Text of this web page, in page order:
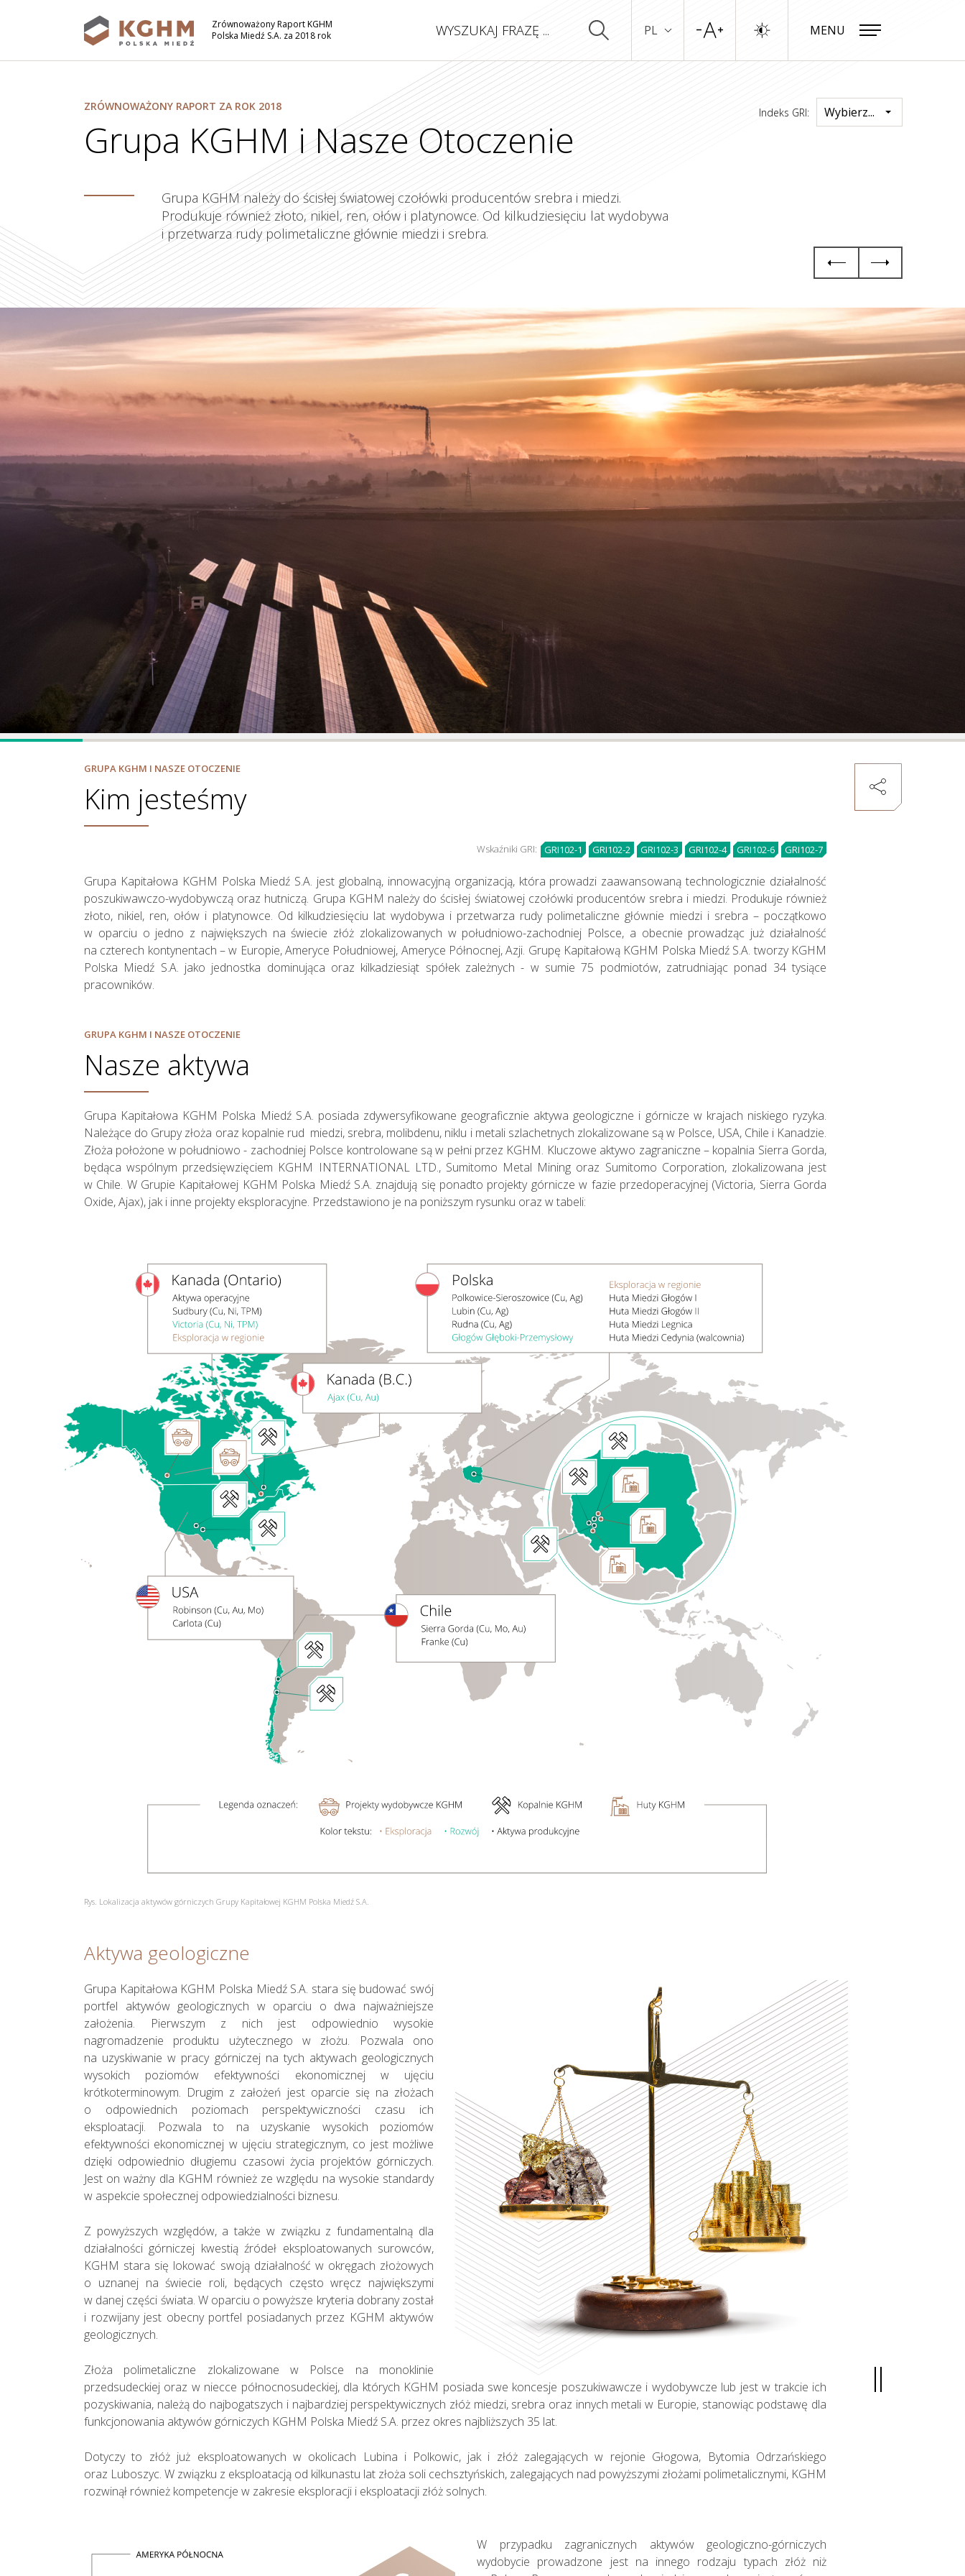
Rozdziały ZAMKNIJ
Grupa KGHM i
Nasze Otoczenie
Jak tworzymy
wartość
Zasady
zarządzania
Nasza Strategia
Zarządzanie
Ryzykiem
kapitałem
Działania w
sferze
zagadnień
społecznych
Działania w
sferze
środowiska
naturalnego
Nasza
działalność i jej
wyniki w 2018
roku
Perspektywy
Sprawozdania
Finansowe
Jednostkowe
Sprawozdania
Finansowe
Skonsolidowane
Zrównoważony Raport KGHM
Polska Miedź S.A. za 2018 rok
PL MENU
Indeks GRI: Wybierz...
ZRÓWNOWAŻONY RAPORT ZA ROK 2018
Grupa KGHM i Nasze Otoczenie
Grupa KGHM należy do ścisłej światowej czołówki producentów srebra i miedzi.
Produkuje również złoto, nikiel, ren, ołów i platynowce. Od kilkudziesięciu lat wydobywa
i przetwarza rudy polimetaliczne głównie miedzi i srebra.
GRUPA KGHM I NASZE OTOCZENIE
Kim jesteśmy
Wskaźniki GRI: GRI102-1 GRI102-2 GRI102-3 GRI102-4 GRI102-6 GRI102-7
Grupa Kapitałowa KGHM Polska Miedź S.A. jest globalną, innowacyjną organizacją, która prowadzi zaawansowaną technologicznie działalność
poszukiwawczo-wydobywczą oraz hutniczą. Grupa KGHM należy do ścisłej światowej czołówki producentów srebra i miedzi. Produkuje również
złoto, nikiel, ren, ołów i platynowce. Od kilkudziesięciu lat wydobywa i przetwarza rudy polimetaliczne głównie miedzi i srebra – początkowo
w oparciu o jedno z największych na świecie złóż zlokalizowanych w południowo-zachodniej Polsce, a obecnie prowadząc już działalność
na czterech kontynentach – w Europie, Ameryce Południowej, Ameryce Północnej, Azji. Grupę Kapitałową KGHM Polska Miedź S.A. tworzy KGHM
Polska Miedź S.A. jako jednostka dominująca oraz kilkadziesiąt spółek zależnych - w sumie 75 podmiotów, zatrudniając ponad 34 tysiące
pracowników.
GRUPA KGHM I NASZE OTOCZENIE
Nasze aktywa
Grupa Kapitałowa KGHM Polska Miedź S.A. posiada zdywersyfikowane geograficznie aktywa geologiczne i górnicze w krajach niskiego ryzyka.
Należące do Grupy złoża oraz kopalnie rud miedzi, srebra, molibdenu, niklu i metali szlachetnych zlokalizowane są w Polsce, USA, Chile i Kanadzie.
Złoża położone w południowo - zachodniej Polsce kontrolowane są w pełni przez KGHM. Kluczowe aktywo zagraniczne – kopalnia Sierra Gorda,
będąca wspólnym przedsięwzięciem KGHM INTERNATIONAL LTD., Sumitomo Metal Mining oraz Sumitomo Corporation, zlokalizowana jest
w Chile. W Grupie Kapitałowej KGHM Polska Miedź S.A. znajdują się ponadto projekty górnicze w fazie przedoperacyjnej (Victoria, Sierra Gorda
Oxide, Ajax), jak i inne projekty eksploracyjne. Przedstawiono je na poniższym rysunku oraz w tabeli:
Rys. Lokalizacja aktywów górniczych Grupy Kapitałowej KGHM Polska Miedź S.A.
Aktywa geologiczne
Grupa Kapitałowa KGHM Polska Miedź S.A. stara się budować swój
portfel aktywów geologicznych w oparciu o dwa najważniejsze
założenia. Pierwszym z nich jest odpowiednio wysokie
nagromadzenie produktu użytecznego w złożu. Pozwala ono
na uzyskiwanie w pracy górniczej na tych aktywach geologicznych
wysokich poziomów efektywności ekonomicznej w ujęciu
krótkoterminowym. Drugim z założeń jest oparcie się na złożach
o odpowiednich poziomach perspektywiczności czasu ich
eksploatacji. Pozwala to na uzyskanie wysokich poziomów
efektywności ekonomicznej w ujęciu strategicznym, co jest możliwe
dzięki odpowiednio długiemu czasowi życia projektów górniczych.
Jest on ważny dla KGHM również ze względu na wysokie standardy
w aspekcie społecznej odpowiedzialności biznesu.
Z powyższych względów, a także w związku z fundamentalną dla
działalności górniczej kwestią źródeł eksploatowanych surowców,
KGHM stara się lokować swoją działalność w okręgach złożowych
o uznanej na świecie roli, będących często wręcz największymi
w danej części świata. W oparciu o powyższe kryteria dobrany został
i rozwijany jest obecny portfel posiadanych przez KGHM aktywów
geologicznych.
Złoża polimetaliczne zlokalizowane w Polsce na monoklinie
przedsudeckiej oraz w niecce północnosudeckiej, dla których KGHM posiada swe koncesje poszukiwawcze i wydobywcze lub jest w trakcie ich
pozyskiwania, należą do najbogatszych i najbardziej perspektywicznych złóż miedzi, srebra oraz innych metali w Europie, stanowiąc podstawę dla
funkcjonowania aktywów górniczych KGHM Polska Miedź S.A. przez okres najbliższych 35 lat.
Dotyczy to złóż już eksploatowanych w okolicach Lubina i Polkowic, jak i złóż zalegających w rejonie Głogowa, Bytomia Odrzańskiego
oraz Luboszyc. W związku z eksploatacją od kilkunastu lat złoża soli cechsztyńskich, zalegających nad powyższymi złożami polimetalicznymi, KGHM
rozwinął również kompetencje w zakresie eksploracji i eksploatacji złóż solnych.
W przypadku zagranicznych aktywów geologiczno-górniczych
wydobycie prowadzone jest na innego rodzaju typach złóż niż